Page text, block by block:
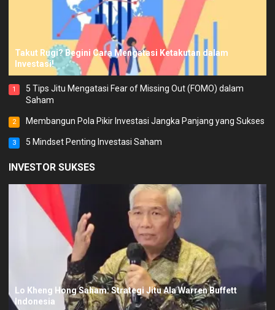
Takut Rugi? Begini Cara Mengatasi Ketakutan dalam
Investasi!
1
5 Tips Jitu Mengatasi Fear of Missing Out (FOMO) dalam
Saham
2 Membangun Pola Pikir Investasi Jangka Panjang yang Sukses
3 5 Mindset Penting Investasi Saham
INVESTOR SUKSES
Lo Kheng Hong Saham: Strategi Jitu Ala Warren Buffett
Indonesia